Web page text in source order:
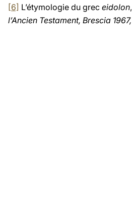
[6] L’étymologie du grec eidolon
l’Ancien Testament, Brescia